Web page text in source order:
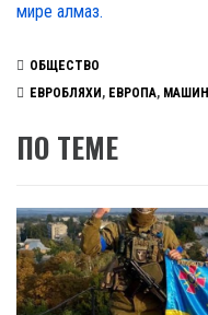
мире алмаз.
ОБЩЕСТВО
ЕВРОБЛЯХИ , ЕВРОПА,
ПО ТЕМЕ